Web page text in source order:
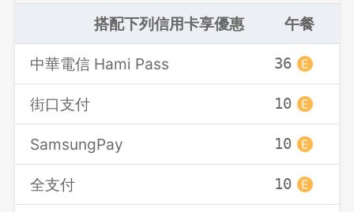
搭配下列信用卡享優惠 午餐
中華電信 Hami Pass 36
街口支付 10
SamsungPay 10
全支付 10
先不要